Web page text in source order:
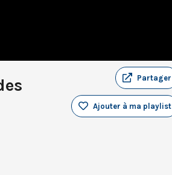
Partager
Ajouter à ma playlist